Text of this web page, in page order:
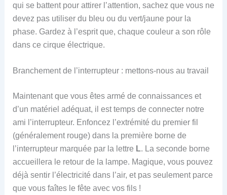
qui se battent pour attirer l’attention, sachez que vous ne
devez pas utiliser du bleu ou du vert/jaune pour la
phase. Gardez à l’esprit que, chaque couleur a son rôle
dans ce cirque électrique.
Branchement de l’interrupteur : mettons-nous au travail
Maintenant que vous êtes armé de connaissances et
d’un matériel adéquat, il est temps de connecter notre
ami l’interrupteur. Enfoncez l’extrémité du premier fil
(généralement rouge) dans la première borne de
l’interrupteur marquée par la lettre L. La seconde borne
accueillera le retour de la lampe. Magique, vous pouvez
déjà sentir l’électricité dans l’air, et pas seulement parce
que vous faîtes le fête avec vos fils !